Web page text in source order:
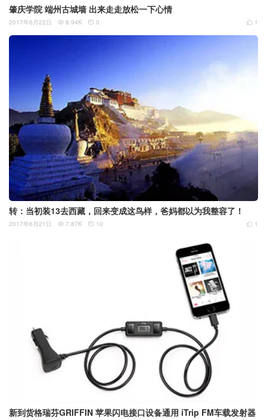
肇庆学院 端州古城墙 出来走走放松一下心情
 1
2017年6月22日  8.94K  0
转：当初装13去西藏，回来变成这鸟样，爸妈都以为我整容了！
 1
2017年6月21日  7.87K  10
新到货格瑞芬GRIFFIN 苹果闪电接口设备通用 iTrip FM车载发射器